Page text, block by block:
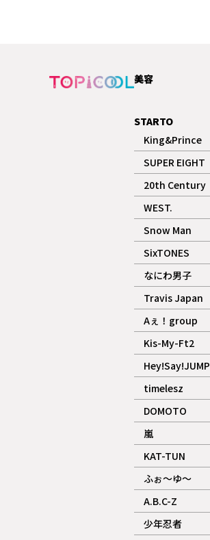
美容
STARTO
King&Prince
記事
SUPER EIGHT
記事
20th Century
記事
WEST.
記事
Snow Man
記事
ギャラリー
SixTONES
記事
ギャラリー
なにわ男子
記事
Travis Japan
記事
Aぇ！group
記事
Kis-My-Ft2
記事
ギャラリー
Hey!Say!JUMP
記事
timelesz
記事
DOMOTO
記事
嵐
記事
KAT-TUN
記事
ふぉ～ゆ～
記事
A.B.C-Z
記事
ギャラリー
少年忍者